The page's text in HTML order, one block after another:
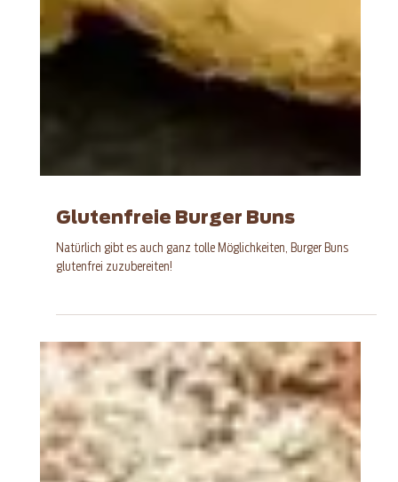
Glutenfreie Burger Buns
Natürlich gibt es auch ganz tolle Möglichkeiten, Burger Buns